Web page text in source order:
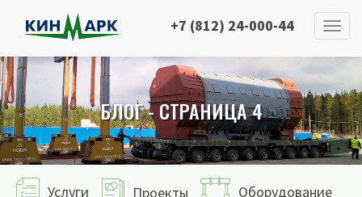
+7 (812) 24-000-44
БЛОГ - СТРАНИЦА 4
Услуги Проекты Оборудование